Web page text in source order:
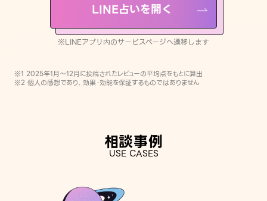
LINE占いを開く
※LINEアプリ内のサービスページへ遷移します
※1 2025年1月〜12月に投稿されたレビューの平均点をもとに算出
※2 個人の感想であり、効果・効能を保証するものではありません
相談事例
USE CASES